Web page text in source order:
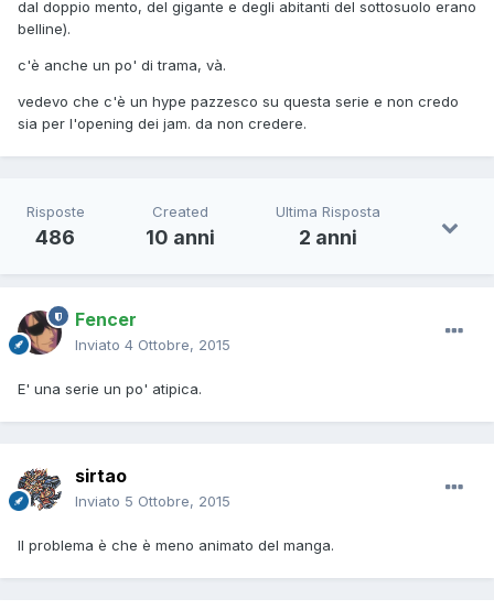
dal doppio mento, del gigante e degli abitanti del sottosuolo erano
belline).
c'è anche un po' di trama, và.
vedevo che c'è un hype pazzesco su questa serie e non credo
sia per l'opening dei jam. da non credere.
Risposte
486
Created
10 anni
Ultima Risposta
2 anni
Fencer
Inviato 4 Ottobre, 2015
E' una serie un po' atipica.
sirtao
Inviato 5 Ottobre, 2015
Il problema è che è meno animato del manga.